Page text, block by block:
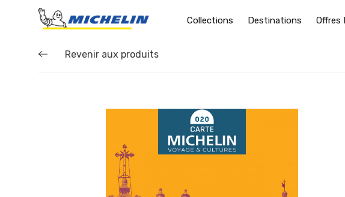
Collections Destinations Offres
Revenir aux produits